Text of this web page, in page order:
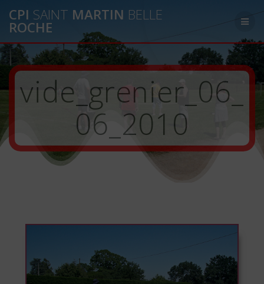
au
CPI SAINT MARTIN BELLE
ROCHE
vide_grenier_06_
06_2010